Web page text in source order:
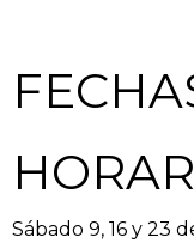
Sábado 9, 16 y 23